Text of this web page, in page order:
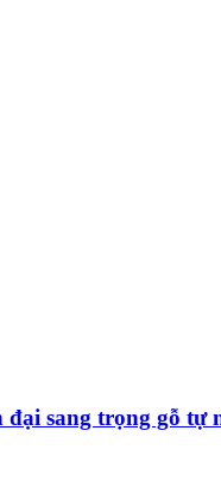
sang trọng gỗ tự